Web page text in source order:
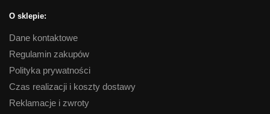
O sklepie:
Dane kontaktowe
Regulamin zakupów
Polityka prywatności
Czas realizacji i koszty dostawy
Reklamacje i zwroty